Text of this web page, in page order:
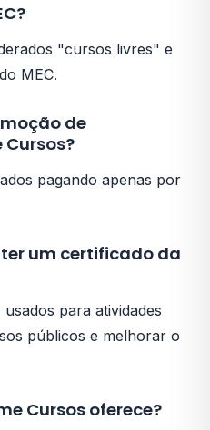
"cursos livres" e
MEC.
de
pagando apenas por
um certificado da
para atividades
públicos e melhorar o
Cursos oferece?